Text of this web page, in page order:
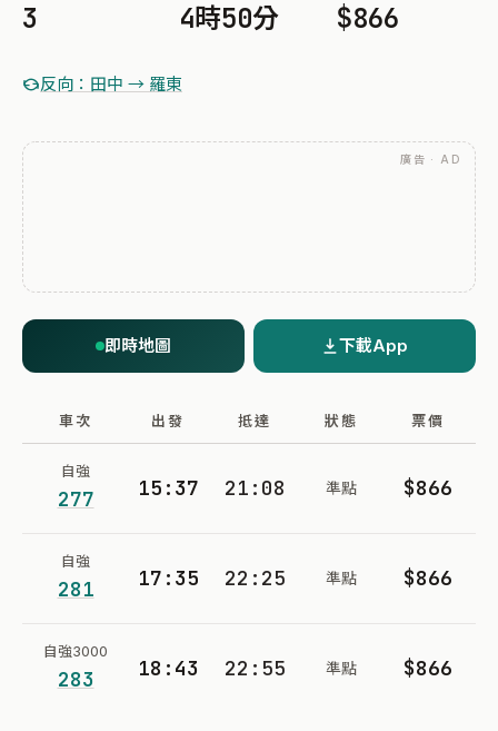
3 4時50分 $866
反向：田中 → 羅東
廣告 · AD
即時地圖 下載App
車次 出發 抵達 狀態 票價
自強
277 15:37 21:08 準點 $866
自強
281 17:35 22:25 準點 $866
自強3000
283 18:43 22:55 準點 $866